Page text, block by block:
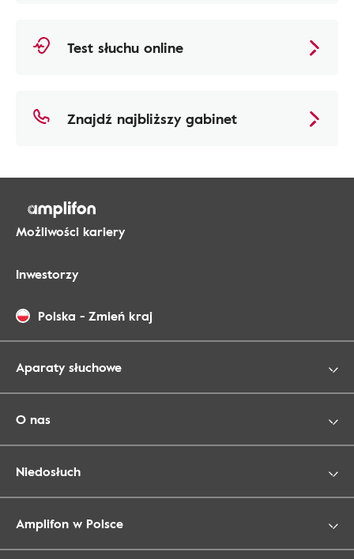
Test słuchu online
Znajdź najbliższy gabinet
Możliwości kariery
Inwestorzy
Polska - Zmień kraj
Aparaty słuchowe
O nas
Niedosłuch
Amplifon w Polsce